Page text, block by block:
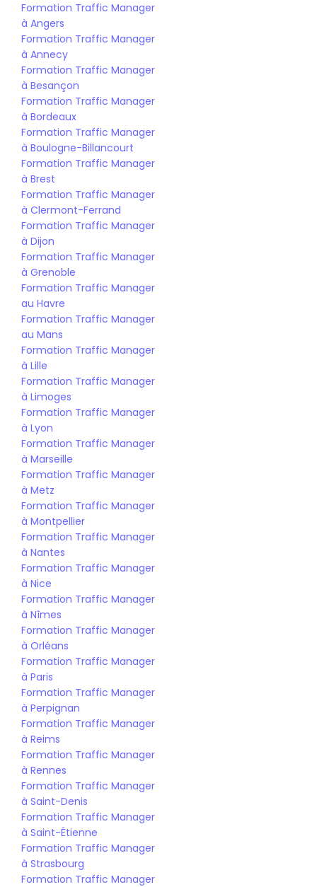
Formation Traffic Manager
à Angers
Formation Traffic Manager
à Annecy
Formation Traffic Manager
à Besançon
Formation Traffic Manager
à Bordeaux
Formation Traffic Manager
à Boulogne-Billancourt
Formation Traffic Manager
à Brest
Formation Traffic Manager
à Clermont-Ferrand
Formation Traffic Manager
à Dijon
Formation Traffic Manager
à Grenoble
Formation Traffic Manager
au Havre
Formation Traffic Manager
au Mans
Formation Traffic Manager
à Lille
Formation Traffic Manager
à Limoges
Formation Traffic Manager
à Lyon
Formation Traffic Manager
à Marseille
Formation Traffic Manager
à Metz
Formation Traffic Manager
à Montpellier
Formation Traffic Manager
à Nantes
Formation Traffic Manager
à Nice
Formation Traffic Manager
à Nîmes
Formation Traffic Manager
à Orléans
Formation Traffic Manager
à Paris
Formation Traffic Manager
à Perpignan
Formation Traffic Manager
à Reims
Formation Traffic Manager
à Rennes
Formation Traffic Manager
à Saint-Denis
Formation Traffic Manager
à Saint-Étienne
Formation Traffic Manager
à Strasbourg
Formation Traffic Manager